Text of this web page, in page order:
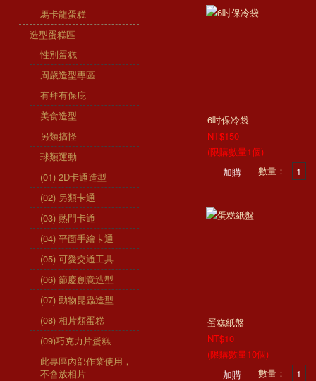
馬卡龍蛋糕
造型蛋糕區
性別蛋糕
周歲造型專區
有拜有保庇
美食造型
另類搞怪
球類運動
(01) 2D卡通造型
(02) 另類卡通
(03) 熱門卡通
(04) 平面手繪卡通
(05) 可愛交通工具
(06) 節慶創意造型
(07) 動物昆蟲造型
(08) 相片類蛋糕
(09)巧克力片蛋糕
此專區內部作業使用，
不會放相片
6吋保冷袋
NT$150
(限購數量1個)
數量：
蛋糕紙盤
NT$10
(限購數量10個)
數量：